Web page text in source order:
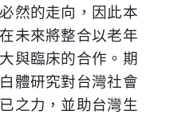
然的走向，因此本
未來將整合以老年
與臨床的合作。期
體研究對台灣社會
之力，並助台灣生